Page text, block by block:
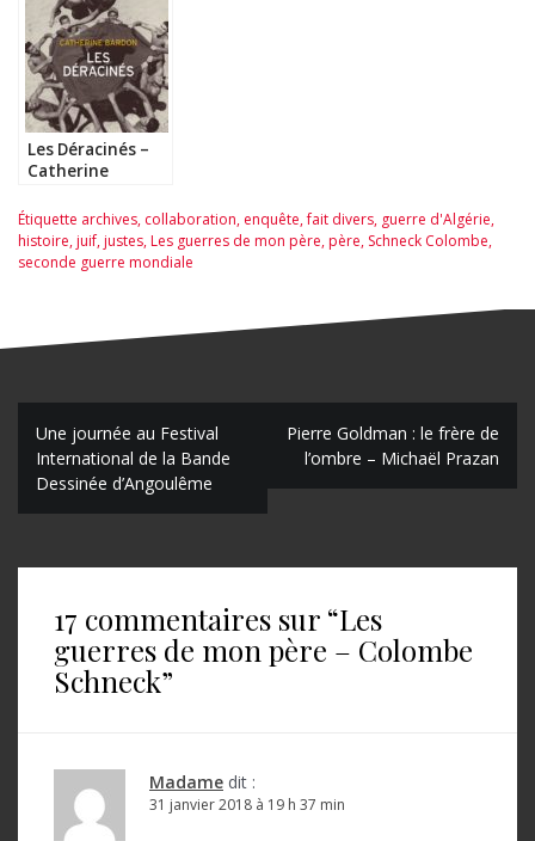
Les Déracinés –
Catherine
Étiquette archives, collaboration, enquête,fait divers, guerre d'Algérie,
histoire,juif,justes,Les guerres de mon père,père, Schneck Colombe,
seconde guerre mondiale
N
v
i
Une journée au Festival
International de la Bande
Dessinée d’Angoulême
Pierre Goldman : le frère de
l’ombre – Michaël Prazan
17 commentaires sur “Les
guerres de mon père – Colombe
Schneck”
Madame dit :
31 janvier 2018 à 19 h 37 min